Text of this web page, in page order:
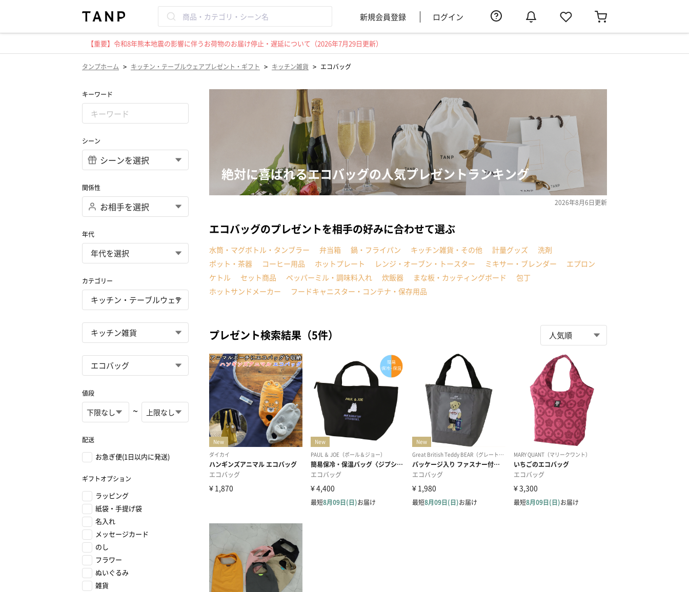
新規会員登録 ログイン
【重要】令和8年熊本地震の影響に伴うお荷物のお届け停止・遅延について（2026年7月29日更新）
タンプホーム > キッチン・テーブルウェアプレゼント・ギフト > キッチン雑貨 > エコバッグ
キーワード
シーン
関係性
年代
カテゴリー
値段
~
配送
お急ぎ便(1日以内に発送)
ギフトオプション
ラッピング
紙袋・手提げ袋
名入れ
メッセージカード
のし
フラワー
ぬいぐるみ
雑貨
絶対に喜ばれるエコバッグの人気プレゼントランキング
2026年8月6日更新
エコバッグのプレゼントを相手の好みに合わせて選ぶ
水筒・マグボトル・タンブラー 弁当箱 鍋・フライパン キッチン雑貨・その他 計量グッズ
洗剤
ポット・茶器
コーヒー用品 ホットプレート レンジ・オーブン・トースター ミキサー・ブレンダー
エプロン
ケトル
セット商品 ペッパーミル・調味料入れ 炊飯器 まな板・カッティングボード
包丁
ホットサンドメーカー
フードキャニスター・コンテナ・保存用品
プレゼント検索結果（5件）